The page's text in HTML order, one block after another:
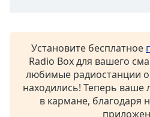
Size
Установите бесплатное
Radio Box для вашего
любимые радиостанции
находились! Теперь ваше
в кармане, благодаря